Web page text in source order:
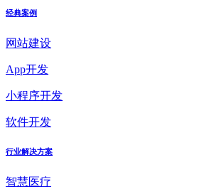
经典案例
网站建设
App开发
小程序开发
软件开发
行业解决方案
智慧医疗